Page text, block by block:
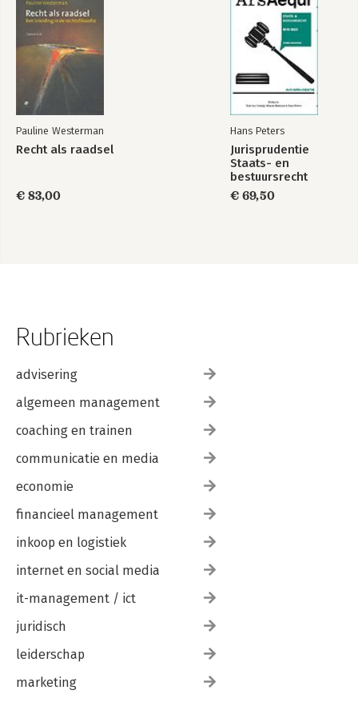
Pauline Westerman
Recht als raadsel
€ 83,00
Hans Peters
Jurisprudentie
Staats- en
bestuursrecht
1849-2025
€ 69,50
Rubrieken
advisering
algemeen management
coaching en trainen
communicatie en media
economie
financieel management
inkoop en logistiek
internet en social media
it-management / ict
juridisch
leiderschap
marketing